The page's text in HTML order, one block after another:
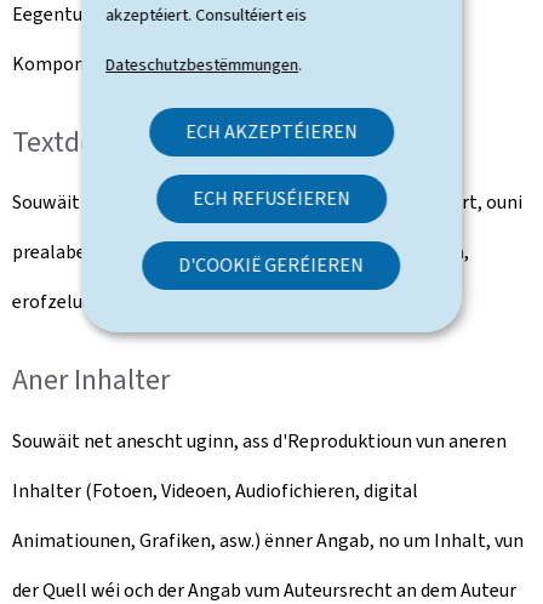
akzeptéiert. Consultéiert eis
Dateschutzbestëmmungen.
ECH AKZEPTÉIEREN
ECH REFUSÉIEREN
D'COOKIË GERÉIEREN
Eegentumsrechter, déi hien op dëst Portal, seng
Komponenten oder Servicer huet.
Textdokumenter
Souwäit net anescht uginn, ass de Benotzer autoriséiert, ouni
prealabel Ufro, all d'Textdokumenter ze consultéieren,
erofzelueden oder ze drécken.
Aner Inhalter
Souwäit net anescht uginn, ass d'Reproduktioun vun aneren
Inhalter (Fotoen, Videoen, Audiofichieren, digital
Animatiounen, Grafiken, asw.) ënner Angab, no um Inhalt, vun
der Quell wéi och der Angab vum Auteursrecht an dem Auteur